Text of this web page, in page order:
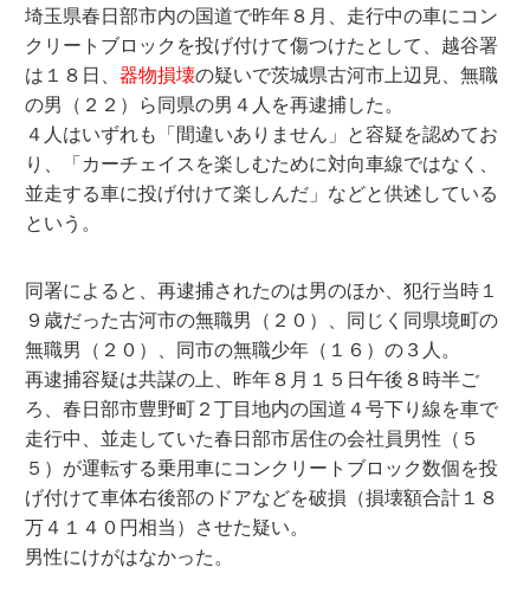
埼玉県春日部市内の国道で昨年８月、走行中の車にコン
クリートブロックを投げ付けて傷つけたとして、越谷署
は１８日、器物損壊の疑いで茨城県古河市上辺見、無職
の男（２２）ら同県の男４人を再逮捕した。
４人はいずれも「間違いありません」と容疑を認めてお
り、「カーチェイスを楽しむために対向車線ではなく、
並走する車に投げ付けて楽しんだ」などと供述している
という。
同署によると、再逮捕されたのは男のほか、犯行当時１
９歳だった古河市の無職男（２０）、同じく同県境町の
無職男（２０）、同市の無職少年（１６）の３人。
再逮捕容疑は共謀の上、昨年８月１５日午後８時半ご
ろ、春日部市豊野町２丁目地内の国道４号下り線を車で
走行中、並走していた春日部市居住の会社員男性（５
５）が運転する乗用車にコンクリートブロック数個を投
げ付けて車体右後部のドアなどを破損（損壊額合計１８
万４１４０円相当）させた疑い。
男性にけがはなかった。